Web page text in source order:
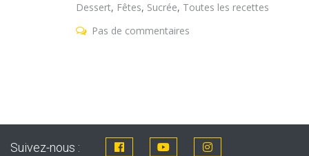
Dessert, Fêtes, Sucrée, Toutes les recettes
Pas de commentaires
Suivez-nous :